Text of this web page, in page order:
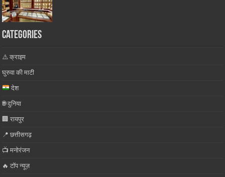
Categories
⚠️ क्राइम
घुरुवा की माटी
देश
🌐 दुनिया
🏢 रायपुर
📍 छत्तीसगढ़
📺 मनोरंजन
🔥 टॉप न्यूज़